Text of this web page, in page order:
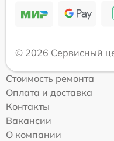
© 2026 Сервисный
Стоимость ремонта
Оплата и доставка
Контакты
Вакансии
О компании